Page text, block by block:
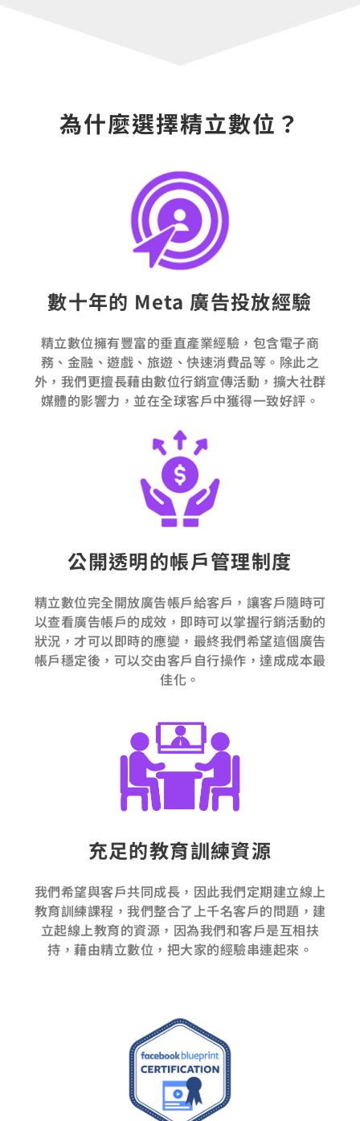
為什麼選擇精立數位？
數十年的 Meta 廣告投放經驗
精立數位擁有豐富的垂直產業經驗，包含電子商
務、金融、遊戲、旅遊、快速消費品等。除此之
外，我們更擅長藉由數位行銷宣傳活動，擴大社群
媒體的影響力，並在全球客戶中獲得一致好評。
公開透明的帳戶管理制度
精立數位完全開放廣告帳戶給客戶，讓客戶隨時可
以查看廣告帳戶的成效，即時可以掌握行銷活動的
狀況，才可以即時的應變，最終我們希望這個廣告
帳戶穩定後，可以交由客戶自行操作，達成成本最
佳化。
充足的教育訓練資源
我們希望與客戶共同成長，因此我們定期建立線上
教育訓練課程，我們整合了上千名客戶的問題，建
立起線上教育的資源，因為我們和客戶是互相扶
持，藉由精立數位，把大家的經驗串連起來。